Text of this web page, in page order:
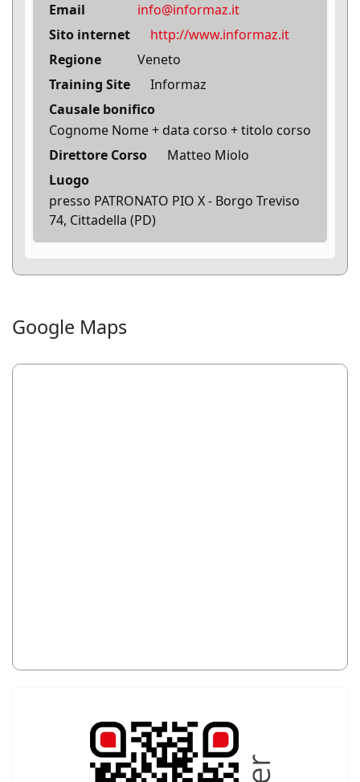
Email
info@informaz.it
Sito internet
http://www.informaz.it
Regione
Veneto
Training Site
Informaz
Causale bonifico
Cognome Nome + data corso + titolo corso
Direttore Corso
Matteo Miolo
Luogo
presso PATRONATO PIO X - Borgo Treviso
74, Cittadella (PD)
Google Maps